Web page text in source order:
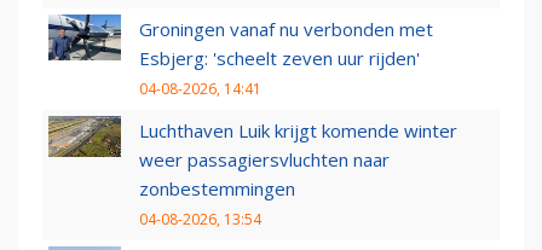
Groningen vanaf nu verbonden met
Esbjerg: 'scheelt zeven uur rijden'
04-08-2026, 14:41
Luchthaven Luik krijgt komende winter
weer passagiersvluchten naar
zonbestemmingen
04-08-2026, 13:54